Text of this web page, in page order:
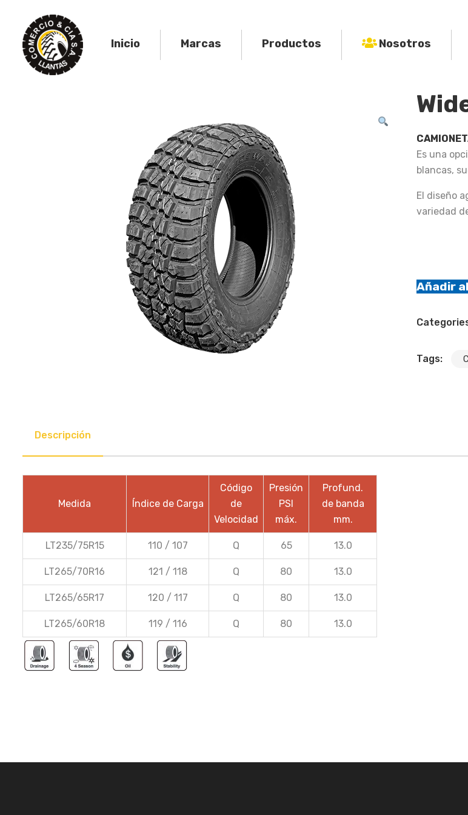
content
Inicio Marcas Productos Nosotros
Es una
blancas,
El diseño
variedad
Añadir
Tags:
Descripción
Medida Índice de Carga
Código
de
Velocidad
Presión
PSI
máx.
Profund.
de banda
mm.
LT235/75R15 110 / 107 Q 65 13.0
LT265/70R16 121 / 118 Q 80 13.0
LT265/65R17 120 / 117 Q 80 13.0
LT265/60R18 119 / 116 Q 80 13.0